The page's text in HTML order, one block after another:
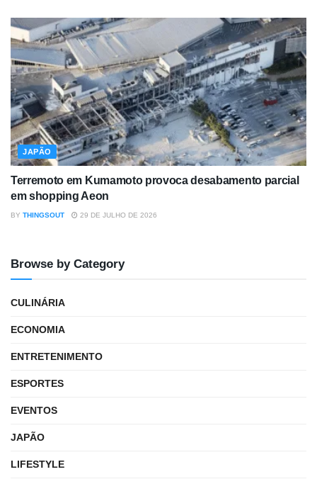
JAPÃO
Terremoto em Kumamoto provoca desabamento parcial
em shopping Aeon
BY THINGSOUT 29 DE JULHO DE 2026
Browse by Category
CULINÁRIA
ECONOMIA
ENTRETENIMENTO
ESPORTES
EVENTOS
JAPÃO
LIFESTYLE